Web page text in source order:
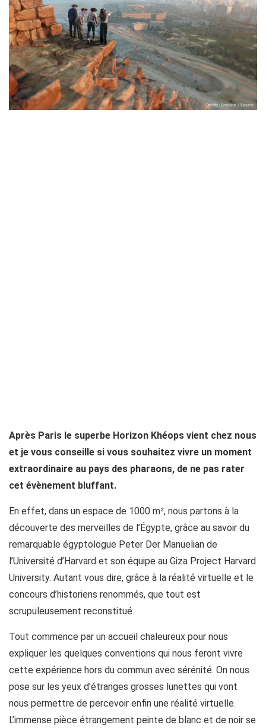
Après Paris le superbe Horizon Khéops vient chez nous
et je vous conseille si vous souhaitez vivre un moment
extraordinaire au pays des pharaons, de ne pas rater
cet évènement bluffant.
En effet, dans un espace de 1000 m², nous partons à la
découverte des merveilles de l’Égypte, grâce au savoir du
remarquable égyptologue Peter Der Manuelian de
l’Université d’Harvard et son équipe au Giza Project Harvard
University. Autant vous dire, grâce à la réalité virtuelle et le
concours d’historiens renommés, que tout est
scrupuleusement reconstitué.
Tout commence par un accueil chaleureux pour nous
expliquer les quelques conventions qui nous feront vivre
cette expérience hors du commun avec sérénité. On nous
pose sur les yeux d’étranges grosses lunettes qui vont
nous permettre de percevoir enfin une réalité virtuelle.
L’immense pièce étrangement peinte de blanc et de noir se